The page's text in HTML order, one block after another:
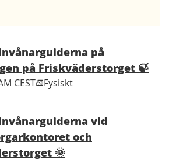
på
på Friskväderstorget 🍃
CEST Fysiskt
vid
och
🌞